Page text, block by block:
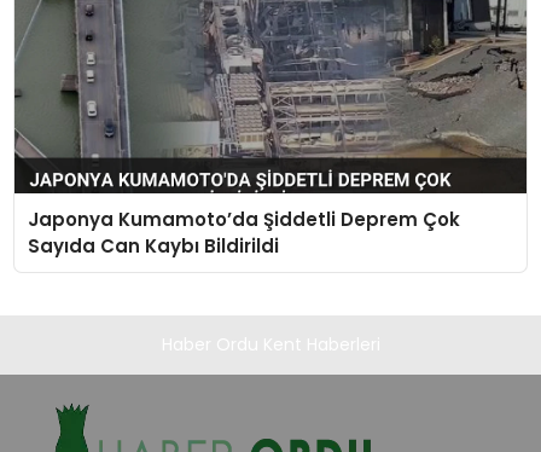
Japonya Kumamoto’da Şiddetli Deprem Çok
Sayıda Can Kaybı Bildirildi